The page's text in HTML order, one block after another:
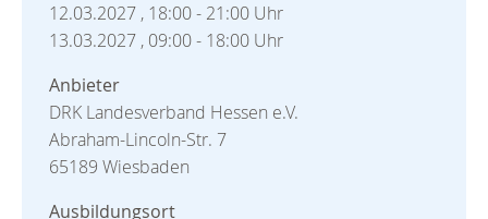
12.03.2027 , 18:00 - 21:00 Uhr
13.03.2027 , 09:00 - 18:00 Uhr
Anbieter
DRK Landesverband Hessen e.V.
Abraham-Lincoln-Str. 7
65189 Wiesbaden
Ausbildungsort